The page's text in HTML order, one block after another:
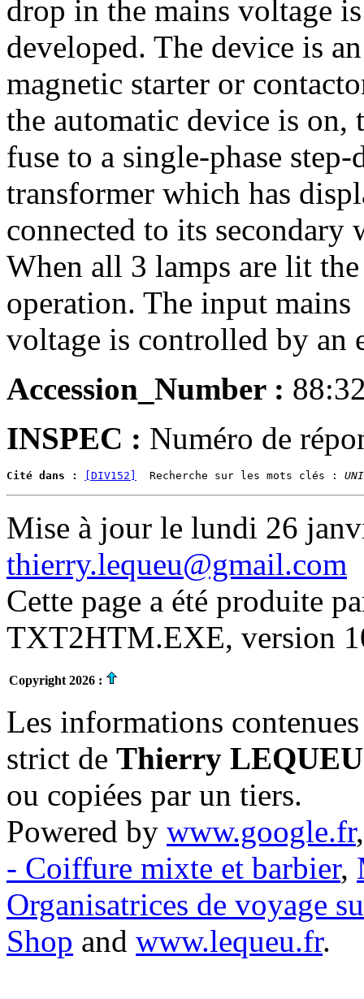
drop in the mains voltage is
developed. The device is
magnetic starter or
the automatic device is on,
fuse to a single-phase step-
transformer which has
connected to its secondary
When all 3 lamps are lit
operation. The input mains
voltage is controlled by an
Accession_Number :
INSPEC : Numéro de
Cité dans : [DIV152]
  Recherche sur les mots clés :
Mise à jour le lundi 26
thierry.lequeu@gmail.com
Cette page a été produite
TXT2HTM.EXE, version
Copyright 2026 :
Les informations
strict de Thierry LEQUEU
ou copiées par un tiers.
Powered by www.google.fr
- Coiffure mixte et barbier,
Organisatrices de voyage
Shop and www.lequeu.fr.